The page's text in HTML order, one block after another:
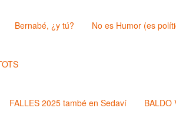
Bernabé, ¿y tú? No es Humor (es
FALLES 2025 també en Sedaví BALDO